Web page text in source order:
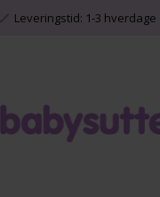
Personlige babyprodukter